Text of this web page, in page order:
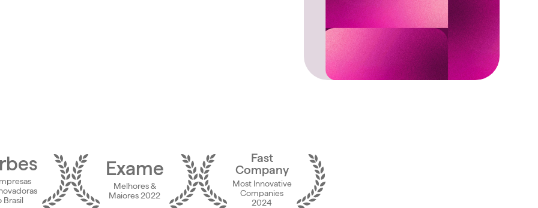
Brasil
Exame
Melhores &
Maiores 2022
Fast
Company
Most Innovative
Companies
2024